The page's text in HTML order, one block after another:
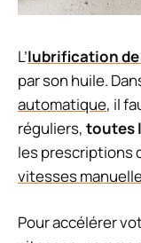
L’lubrification de
par son huile.
automatique, il
réguliers, toutes
les prescriptions
vitesses
Pour accélérer